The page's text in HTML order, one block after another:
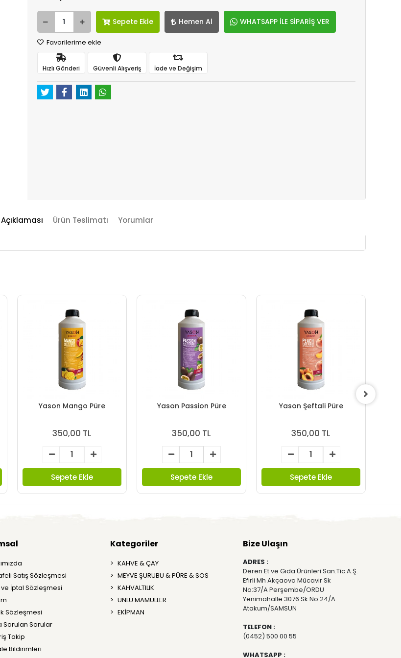
Sepete Ekle Hemen Al WHATSAPP İLE SİPARİŞ VER
Favorilerime ekle
Hızlı Gönderi Güvenli Alışveriş İade ve Değişim
Ürün Teslimatı Yorumlar
Yason Mango Püre
350,00 TL
Sepete Ekle
Yason Passion Püre
350,00 TL
Sepete Ekle
Yason Şeftali Püre
350,00 TL
Sepete Ekle
Satış Sözleşmesi
İptal Sözleşmesi
Sözleşmesi
Sorulan Sorular
Takip
Bildirimleri
Kategoriler
KAHVE & ÇAY
MEYVE ŞURUBU & PÜRE & SOS
KAHVALTILIK
UNLU MAMULLER
EKİPMAN
Bize Ulaşın
ADRES :
Deren Et ve Gıda Ürünleri San.Tic.A.Ş.
Efirli Mh Akçaova Mücavir Sk
No:37/A Perşembe/ORDU
Yenimahalle 3076 Sk No:24/A
Atakum/SAMSUN
TELEFON :
(0452) 500 00 55
WHATSAPP :